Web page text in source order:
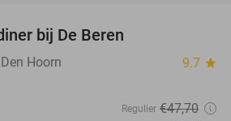
bij De Beren
Hoorn 9.7 star
Regulier €47,70